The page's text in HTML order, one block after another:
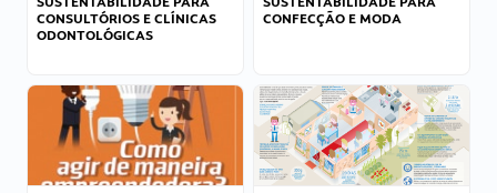
CONSULTÓRIOS E CLÍNICAS
ODONTOLÓGICAS
CONFECÇÃO E MODA